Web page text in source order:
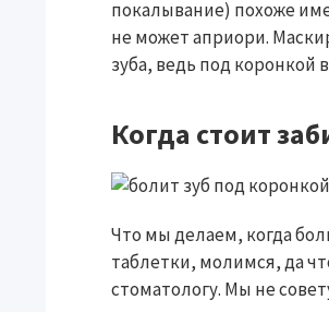
покалывание) похоже
не может априори.
зуба, ведь под коронкой
Когда стоит
Что мы делаем, когда
таблетки, молимся, да
стоматологу. Мы не